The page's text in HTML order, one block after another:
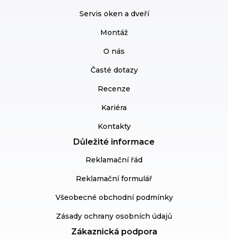
Servis oken a dveří
Montáž
O nás
Časté dotazy
Recenze
Kariéra
Kontakty
Důležité informace
Reklamační řád
Reklamační formulář
Všeobecné obchodní podmínky
Zásady ochrany osobních údajů
Zákaznická podpora